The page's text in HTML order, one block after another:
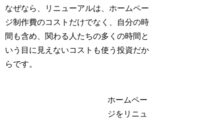
なぜなら、リニューアルは、ホームペー
ジ制作費のコストだけでなく、自分の時
間も含め、関わる人たちの多くの時間と
いう目に見えないコストも使う投資だか
らです。
ホームペー
ジをリニュ